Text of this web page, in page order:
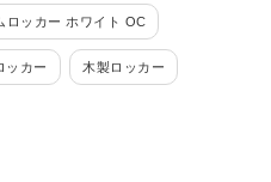
ロッカー ホワイト OC
ッカー 木製ロッカー